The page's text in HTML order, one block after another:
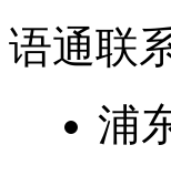
语通联
浦